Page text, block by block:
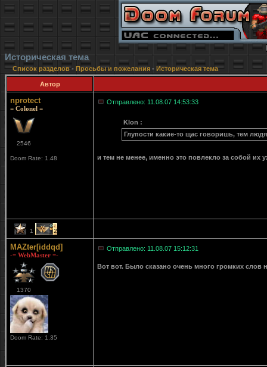
Историческая тема
Список разделов- Просьбы и пожелания - Историческая тема
Автор
nprotect
= Colonel =
2546
Doom Rate: 1.48
Отправлено: 11.08.07 14:53:33
Klon :
Глупости какие-то щас говоришь, тем
и тем не менее, именно это повлекло за собой их
1 2
MAZter[iddqd]
-= WebMaster =-
1370
Doom Rate: 1.35
Отправлено: 11.08.07 15:12:31
Вот вот. Было сказано очень много громких